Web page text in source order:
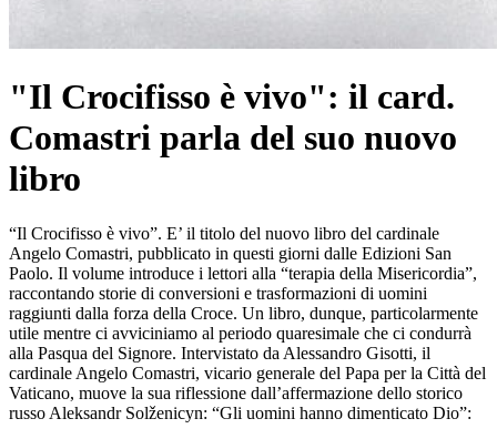
"Il Crocifisso è vivo": il card.
Comastri parla del suo nuovo
libro
“Il Crocifisso è vivo”. E’ il titolo del nuovo libro del cardinale
Angelo Comastri, pubblicato in questi giorni dalle Edizioni San
Paolo. Il volume introduce i lettori alla “terapia della Misericordia”,
raccontando storie di conversioni e trasformazioni di uomini
raggiunti dalla forza della Croce. Un libro, dunque, particolarmente
utile mentre ci avviciniamo al periodo quaresimale che ci condurrà
alla Pasqua del Signore. Intervistato da Alessandro Gisotti, il
cardinale Angelo Comastri, vicario generale del Papa per la Città del
Vaticano, muove la sua riflessione dall’affermazione dello storico
russo Aleksandr Solženicyn: “Gli uomini hanno dimenticato Dio”: